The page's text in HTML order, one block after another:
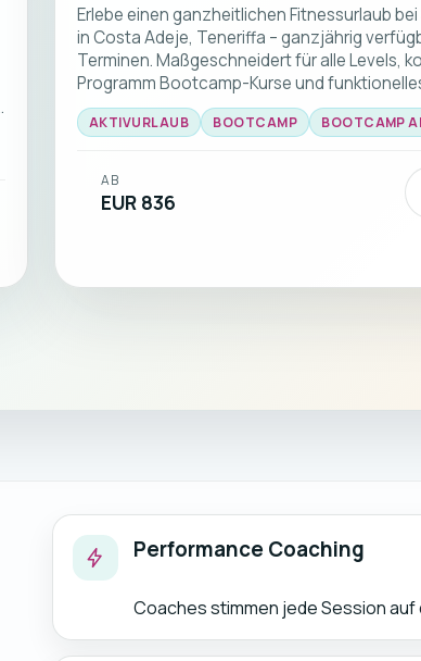
Erlebe einen ganzheitlichen Fitnessurlaub
in Costa Adeje, Teneriffa – ganzjährig
Terminen. Maßgeschneidert für alle Levels,
Programm Bootcamp-Kurse und
Experten-Coaching. Genieße
Kampfsport-Sessions und Personal Training,
AKTIVURLAUB BOOTCAMP BOOTCAMP
AB
EUR 836
Performance Coaching
Coaches stimmen jede Session auf